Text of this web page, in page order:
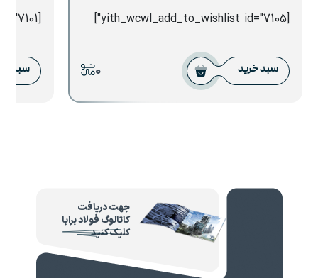
[yith_wcwl_add_to_wishlist id="7105"]
سبد خرید 0
[yith_wcwl_add_to_wishlist id="7101"]
سبد
جهت دریافت
کاتالوگ فولاد برابا
کلیک کنید